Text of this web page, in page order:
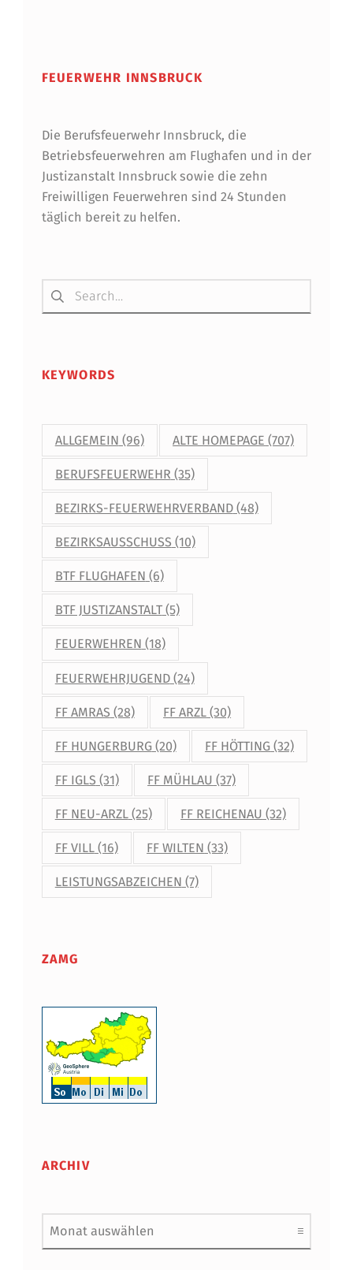
U
G
FEUERWEHR INNSBRUCK
Die Berufsfeuerwehr Innsbruck, die
Betriebsfeuerwehren am Flughafen und in der
Justizanstalt Innsbruck sowie die zehn
Freiwilligen Feuerwehren sind 24 Stunden
täglich bereit zu helfen.
Suchen nach:
KEYWORDS
ALLGEMEIN (96) ALTE HOMEPAGE (707)
BERUFSFEUERWEHR (35)
BEZIRKS-FEUERWEHRVERBAND(48)
BEZIRKSAUSSCHUSS (10)
BTF FLUGHAFEN (6)
BTF JUSTIZANSTALT(5)
FEUERWEHREN (18)
FEUERWEHRJUGEND(24)
FF AMRAS (28) FF ARZL (30)
FF HUNGERBURG(20) FF HÖTTING (32)
FF IGLS (31) FF MÜHLAU (37)
FF NEU-ARZL(25) FF REICHENAU (32)
FF VILL(16) FF WILTEN (33)
LEISTUNGSABZEICHEN (7)
ZAMG
ARCHIV
Archiv